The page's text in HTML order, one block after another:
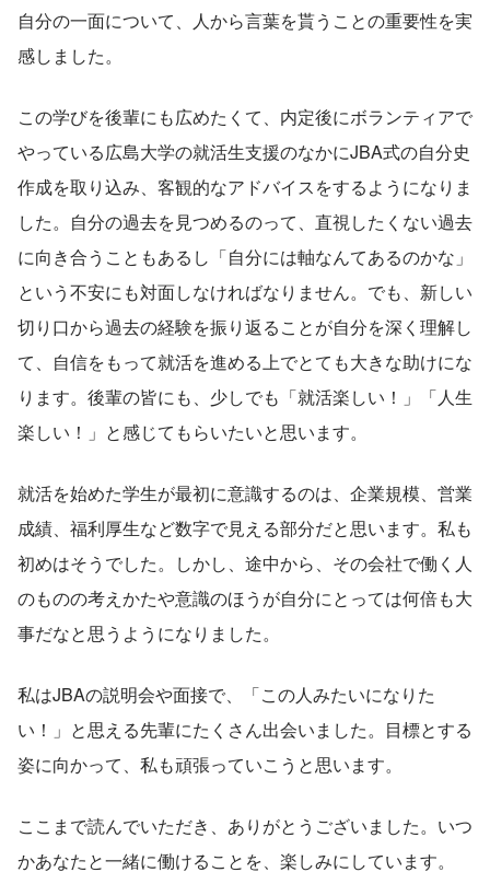
自分の一面について、人から言葉を貰うことの重要性を実
感しました。
この学びを後輩にも広めたくて、内定後にボランティアで
やっている広島大学の就活生支援のなかにJBA式の自分史
作成を取り込み、客観的なアドバイスをするようになりま
した。自分の過去を見つめるのって、直視したくない過去
に向き合うこともあるし「自分には軸なんてあるのかな」
という不安にも対面しなければなりません。でも、新しい
切り口から過去の経験を振り返ることが自分を深く理解し
て、自信をもって就活を進める上でとても大きな助けにな
ります。後輩の皆にも、少しでも「就活楽しい！」「人生
楽しい！」と感じてもらいたいと思います。
就活を始めた学生が最初に意識するのは、企業規模、営業
成績、福利厚生など数字で見える部分だと思います。私も
初めはそうでした。しかし、途中から、その会社で働く人
のものの考えかたや意識のほうが自分にとっては何倍も大
事だなと思うようになりました。
私はJBAの説明会や面接で、「この人みたいになりた
い！」と思える先輩にたくさん出会いました。目標とする
姿に向かって、私も頑張っていこうと思います。
ここまで読んでいただき、ありがとうございました。いつ
かあなたと一緒に働けることを、楽しみにしています。